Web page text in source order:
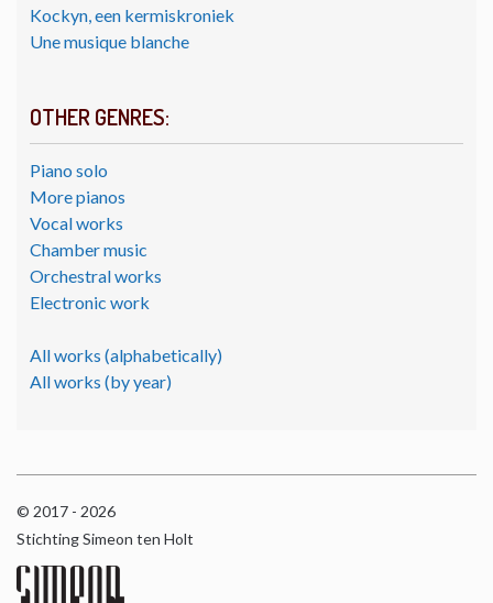
Kockyn, een kermiskroniek
Une musique blanche
OTHER GENRES:
Piano solo
More pianos
Vocal works
Chamber music
Orchestral works
Electronic work
All works (alphabetically)
All works (by year)
© 2017 - 2026
Stichting Simeon ten Holt